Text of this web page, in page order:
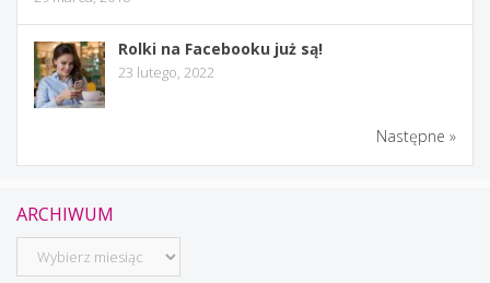
Rolki na Facebooku już są!
23 lutego, 2022
Następne »
ARCHIWUM
Archiwum